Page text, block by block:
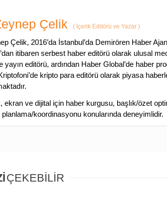
Çelik ( İçerik Editörü ve Yazar )
Çelik, 2016’da İstanbul’da Demirören Haber
itibaren serbest haber editörü olarak ulusal
yayın editörü, ardından Haber Global’de haber
kripto para editörü olarak piyasa
ekran ve dijital için haber kurgusu, başlık/özet
planlama/koordinasyonu konularında deneyimlidir.
ÇEKEBİLİR